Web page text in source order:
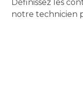
Définissez les
notre technicien